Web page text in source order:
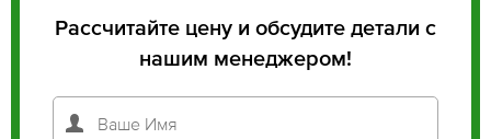
Рассчитайте цену и обсудите детали с
нашим менеджером!